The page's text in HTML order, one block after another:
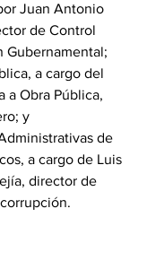
Juan Antonio
de Control
Gubernamental;
a cargo del
a Obra Pública,
y
de
a cargo de Luis
director de